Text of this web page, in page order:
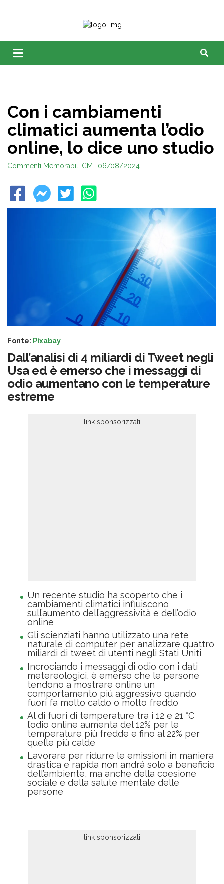
Con i cambiamenti
climatici aumenta l’odio
online, lo dice uno studio
Commenti Memorabili CM | 06/08/2024
Fonte: Pixabay
Dall’analisi di 4 miliardi di Tweet negli
Usa ed è emerso che i messaggi di
odio aumentano con le temperature
estreme
Un recente studio ha scoperto che i
cambiamenti climatici influiscono
sull’aumento dell’aggressività e dell’odio
online
Gli scienziati hanno utilizzato una rete
naturale di computer per analizzare quattro
miliardi di tweet di utenti negli Stati Uniti
Incrociando i messaggi di odio con i dati
metereologici, è emerso che le persone
tendono a mostrare online un
comportamento più aggressivo quando
fuori fa molto caldo o molto freddo
Al di fuori di temperature tra i 12 e 21 °C
l’odio online aumenta del 12% per le
temperature più fredde e fino al 22% per
quelle più calde
Lavorare per ridurre le emissioni in maniera
drastica e rapida non andrà solo a beneficio
dell’ambiente, ma anche della coesione
sociale e della salute mentale delle
persone